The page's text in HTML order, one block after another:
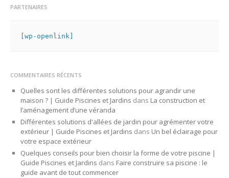
PARTENAIRES
[wp-openlink]
COMMENTAIRES RÉCENTS
Quelles sont les différentes solutions pour agrandir une
maison ? | Guide Piscines et Jardins dans La construction et
l’aménagement d’une véranda
Différentes solutions d'allées de jardin pour agrémenter votre
extérieur | Guide Piscines et Jardins dans Un bel éclairage pour
votre espace extérieur
Quelques conseils pour bien choisir la forme de votre piscine |
Guide Piscines et Jardins dans Faire construire sa piscine : le
guide avant de tout commencer